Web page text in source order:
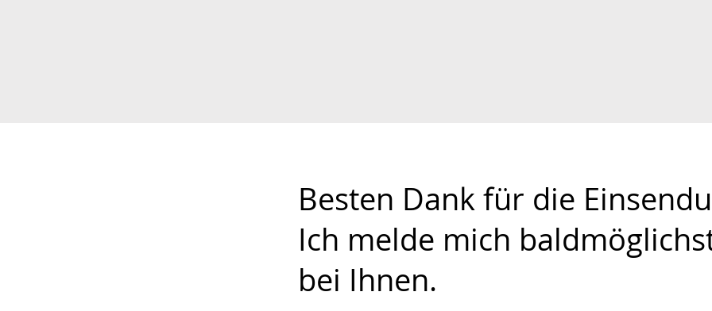
Besten Dank für die
Ich melde mich
bei Ihnen.